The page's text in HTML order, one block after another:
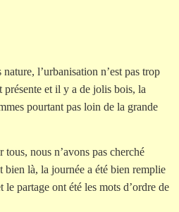
l’urbanisation n’est pas trop
présente et il y a de jolis bois, la
pourtant pas loin de la grande
nous n’avons pas cherché
bien là, la journée a été bien remplie
partage ont été les mots d’ordre de